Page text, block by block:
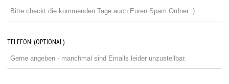
TELEFON: (OPTIONAL)